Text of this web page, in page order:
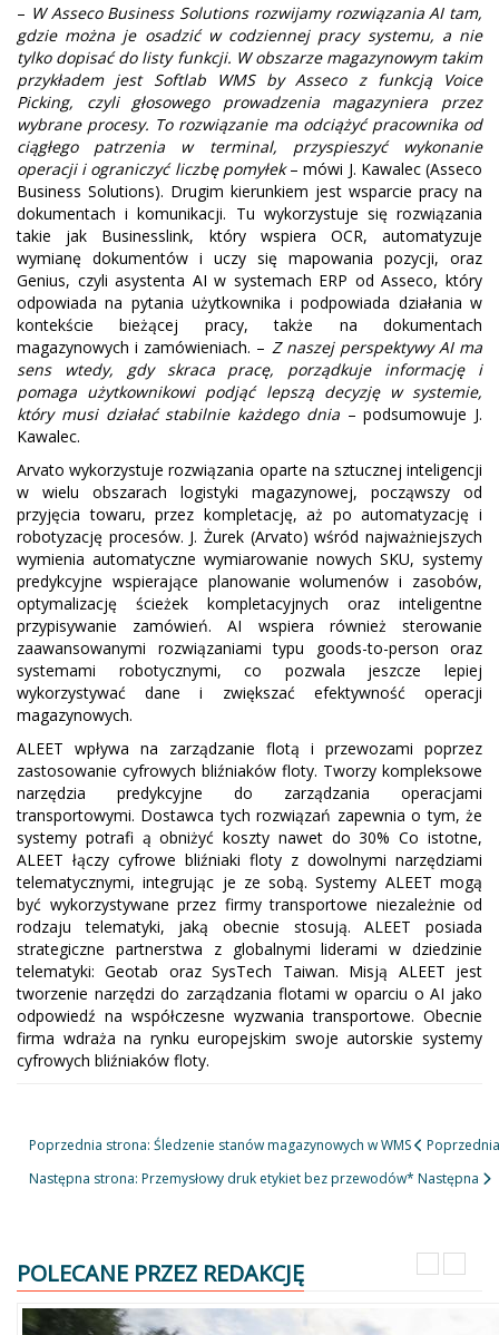
– W Asseco Business Solutions rozwijamy rozwiązania AI tam,
gdzie można je osadzić w codziennej pracy systemu, a nie
tylko dopisać do listy funkcji. W obszarze magazynowym takim
przykładem jest Softlab WMS by Asseco z funkcją Voice
Picking, czyli głosowego prowadzenia magazyniera przez
wybrane procesy. To rozwiązanie ma odciążyć pracownika od
ciągłego patrzenia w terminal, przyspieszyć wykonanie
operacji i ograniczyć liczbę pomyłek– mówi J. Kawalec (Asseco
Business Solutions). Drugim kierunkiem jest wsparcie pracy na
dokumentach i komunikacji. Tu wykorzystuje się rozwiązania
takie jak Businesslink, który wspiera OCR, automatyzuje
wymianę dokumentów i uczy się mapowania pozycji, oraz
Genius, czyli asystenta AI w systemach ERP od Asseco, który
odpowiada na pytania użytkownika i podpowiada działania w
kontekście bieżącej pracy, także na dokumentach
magazynowych i zamówieniach. – Z naszej perspektywy AI ma
sens wtedy, gdy skraca pracę, porządkuje informację i
pomaga użytkownikowi podjąć lepszą decyzję w systemie,
który musi działać stabilnie każdego dnia– podsumowuje J.
Kawalec.
Arvato wykorzystuje rozwiązania oparte na sztucznej inteligencji
w wielu obszarach logistyki magazynowej, począwszy od
przyjęcia towaru, przez kompletację, aż po automatyzację i
robotyzację procesów. J. Żurek (Arvato) wśród najważniejszych
wymienia automatyczne wymiarowanie nowych SKU, systemy
predykcyjne wspierające planowanie wolumenów i zasobów,
optymalizację ścieżek kompletacyjnych oraz inteligentne
przypisywanie zamówień. AI wspiera również sterowanie
zaawansowanymi rozwiązaniami typu goods-to-person oraz
systemami robotycznymi, co pozwala jeszcze lepiej
wykorzystywać dane i zwiększać efektywność operacji
magazynowych.
ALEET wpływa na zarządzanie flotą i przewozami poprzez
zastosowanie cyfrowych bliźniaków floty. Tworzy kompleksowe
narzędzia predykcyjne do zarządzania operacjami
transportowymi. Dostawca tych rozwiązań zapewnia o tym, że
systemy potrafi ą obniżyć koszty nawet do 30% Co istotne,
ALEET łączy cyfrowe bliźniaki floty z dowolnymi narzędziami
telematycznymi, integrując je ze sobą. Systemy ALEET mogą
być wykorzystywane przez firmy transportowe niezależnie od
rodzaju telematyki, jaką obecnie stosują. ALEET posiada
strategiczne partnerstwa z globalnymi liderami w dziedzinie
telematyki: Geotab oraz SysTech Taiwan. Misją ALEET jest
tworzenie narzędzi do zarządzania flotami w oparciu o AI jako
odpowiedź na współczesne wyzwania transportowe. Obecnie
firma wdraża na rynku europejskim swoje autorskie systemy
cyfrowych bliźniaków floty.
Poprzednia strona: Śledzenie stanów magazynowych w WMS
Poprzednia
Następna strona: Przemysłowy druk etykiet bez przewodów* Następna
POLECANE PRZEZ REDAKCJĘ